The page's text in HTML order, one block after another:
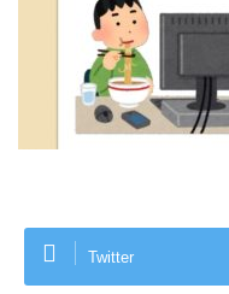
Twitter